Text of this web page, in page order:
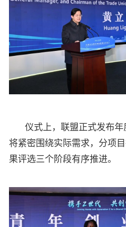
仪式上，联盟正式发布
将紧密围绕实际需求，分项
果评选三个阶段有序推进。